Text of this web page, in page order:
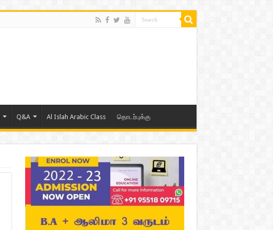
Q&A Al Islah Arabic Class தொடர்புக்கு